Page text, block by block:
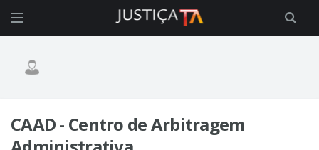
CAAD - Centro de Arbitragem